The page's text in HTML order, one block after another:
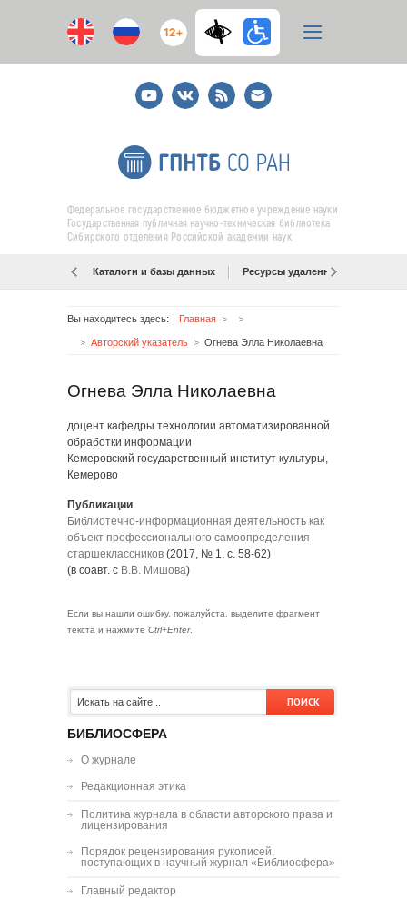
12+
YoutubeВКонтакте
RSS
E-
mail
подписка
Федеральное государственное бюджетное учреждение науки
Государственная публичная научно-техническая библиотека
Сибирского отделения Российской академии наук
Каталоги и базы данных Ресурсы удаленного доступа
Вы находитесь здесь: Главная
Авторский указатель Огнева Элла Николаевна
Огнева Элла Николаевна
доцент кафедры технологии автоматизированной
обработки информации
Кемеровский государственный институт культуры,
Кемерово
Публикации
Библиотечно-информационная деятельность как
объект профессионального самоопределения
старшеклассников (2017, № 1, с. 58-62)
(в соавт. с В.В. Мишова)
Если вы нашли ошибку, пожалуйста, выделите фрагмент
текста и нажмите Ctrl+Enter.
БИБЛИОСФЕРА
О журнале
Редакционная этика
Политика журнала в области авторского права и
лицензирования
Порядок рецензирования рукописей,
поступающих в научный журнал «Библиосфера»
Главный редактор